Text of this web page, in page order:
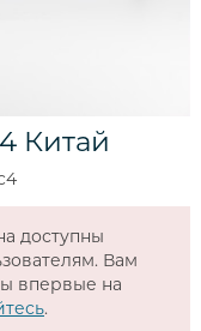
Китай
доступны
Вам
впервые на
.